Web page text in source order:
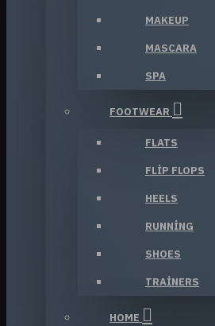
MAKEUP
MASCARA
SPA
FOOTWEAR
FLATS
FLIP FLOPS
HEELS
RUNNING
SHOES
TRAINERS
HOME